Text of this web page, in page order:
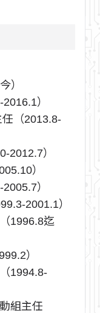
）
）
（2013.8-
2012.7）
）
）
2001.1）
1996.8迄
）
1994.8-
組主任